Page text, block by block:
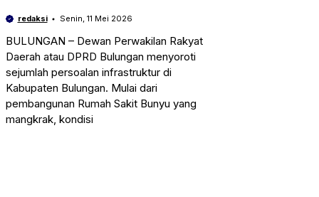
redaksi Senin, 11 Mei 2026
BULUNGAN – Dewan Perwakilan Rakyat
Daerah atau DPRD Bulungan menyoroti
sejumlah persoalan infrastruktur di
Kabupaten Bulungan. Mulai dari
pembangunan Rumah Sakit Bunyu yang
mangkrak, kondisi